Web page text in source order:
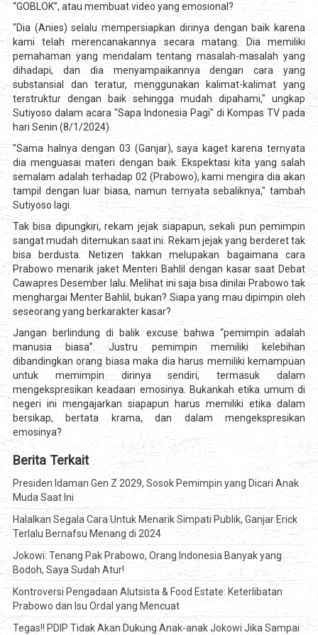
“GOBLOK”, atau membuat video yang emosional?
"Dia (Anies) selalu mempersiapkan dirinya dengan baik karena
kami telah merencanakannya secara matang. Dia memiliki
pemahaman yang mendalam tentang masalah-masalah yang
dihadapi, dan dia menyampaikannya dengan cara yang
substansial dan teratur, menggunakan kalimat-kalimat yang
terstruktur dengan baik sehingga mudah dipahami," ungkap
Sutiyoso dalam acara "Sapa Indonesia Pagi" di Kompas TV pada
hari Senin (8/1/2024).
"Sama halnya dengan 03 (Ganjar), saya kaget karena ternyata
dia menguasai materi dengan baik. Ekspektasi kita yang salah
semalam adalah terhadap 02 (Prabowo), kami mengira dia akan
tampil dengan luar biasa, namun ternyata sebaliknya," tambah
Sutiyoso lagi.
Tak bisa dipungkiri, rekam jejak siapapun, sekali pun pemimpin
sangat mudah ditemukan saat ini. Rekam jejak yang berderet tak
bisa berdusta. Netizen takkan melupakan bagaimana cara
Prabowo menarik jaket Menteri Bahlil dengan kasar saat Debat
Cawapres Desember lalu. Melihat ini saja bisa dinilai Prabowo tak
menghargai Menter Bahlil, bukan? Siapa yang mau dipimpin oleh
seseorang yang berkarakter kasar?
Jangan berlindung di balik excuse bahwa “pemimpin adalah
manusia biasa”. Justru pemimpin memiliki kelebihan
dibandingkan orang biasa maka dia harus memiliki kemampuan
untuk memimpin dirinya sendiri, termasuk dalam
mengekspresikan keadaan emosinya. Bukankah etika umum di
negeri ini mengajarkan siapapun harus memiliki etika dalam
bersikap, bertata krama, dan dalam mengekspresikan
emosinya?
Berita Terkait
Presiden Idaman Gen Z 2029, Sosok Pemimpin yang Dicari Anak
Muda Saat Ini
Halalkan Segala Cara Untuk Menarik Simpati Publik, Ganjar Erick
Terlalu Bernafsu Menang di 2024
Jokowi: Tenang Pak Prabowo, Orang Indonesia Banyak yang
Bodoh, Saya Sudah Atur!
Kontroversi Pengadaan Alutsista & Food Estate: Keterlibatan
Prabowo dan Isu Ordal yang Mencuat
Tegas!! PDIP Tidak Akan Dukung Anak-anak Jokowi Jika Sampai